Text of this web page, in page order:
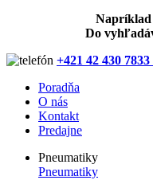
Do
+421 42 430
Poradňa
O nás
Kontakt
Predajne
Pneumatiky
Pneumatiky